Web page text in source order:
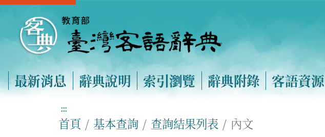
最新消息 辭典說明 索引瀏覽 辭典附錄 客語資源
:::
首頁 基本查詢 查詢結果列表 內文